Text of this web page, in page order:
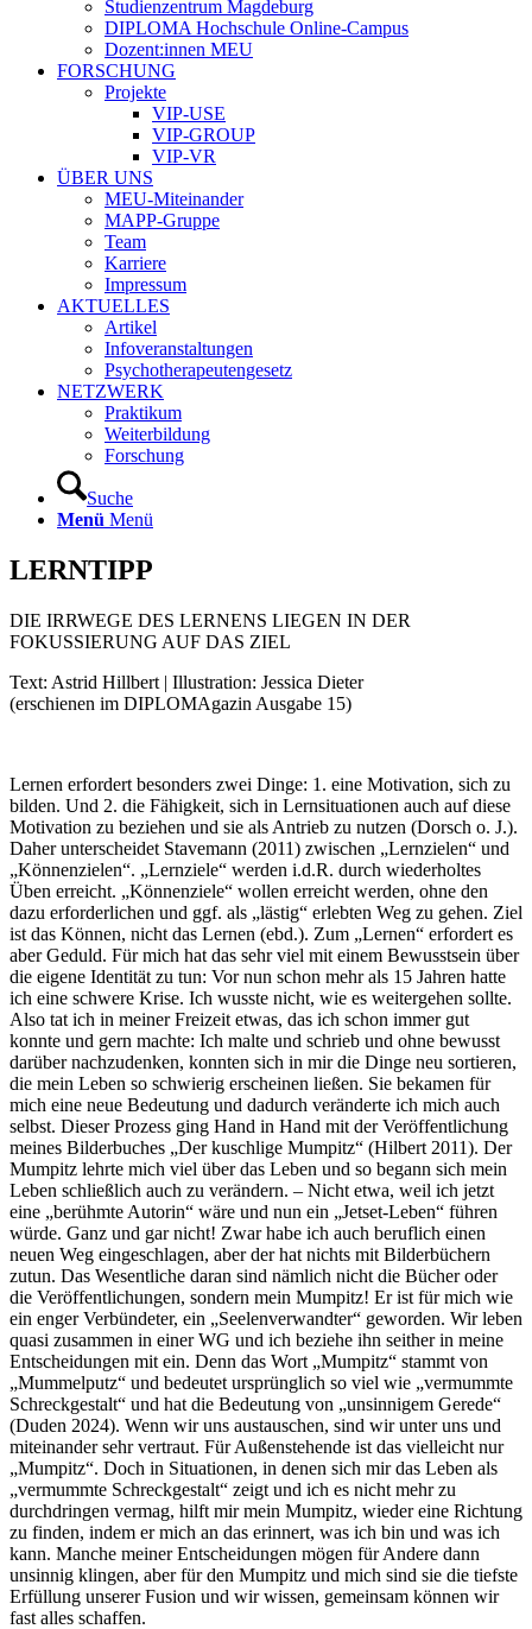
Studienzentrum Magdeburg
DIPLOMA Hochschule Online-Campus
Dozent:innen MEU
FORSCHUNG
Projekte
VIP-USE
VIP-GROUP
VIP-VR
ÜBER UNS
MEU-Miteinander
MAPP-Gruppe
Team
Karriere
Impressum
AKTUELLES
Artikel
Infoveranstaltungen
Psychotherapeutengesetz
NETZWERK
Praktikum
Weiterbildung
Forschung
Suche
Menü Menü
LERNTIPP
DIE IRRWEGE DES LERNENS LIEGEN IN DER
FOKUSSIERUNG AUF DAS ZIEL
Text: Astrid Hillbert | Illustration: Jessica Dieter
(erschienen im DIPLOMAgazin Ausgabe 15)
Lernen erfordert besonders zwei Dinge: 1. eine Motivation, sich zu
bilden. Und 2. die Fähigkeit, sich in Lernsituationen auch auf diese
Motivation zu beziehen und sie als Antrieb zu nutzen (Dorsch o. J.).
Daher unterscheidet Stavemann (2011) zwischen „Lernzielen“ und
„Könnenzielen“. „Lernziele“ werden i.d.R. durch wiederholtes
Üben erreicht. „Könnenziele“ wollen erreicht werden, ohne den
dazu erforderlichen und ggf. als „lästig“ erlebten Weg zu gehen. Ziel
ist das Können, nicht das Lernen (ebd.). Zum „Lernen“ erfordert es
aber Geduld. Für mich hat das sehr viel mit einem Bewusstsein über
die eigene Identität zu tun: Vor nun schon mehr als 15 Jahren hatte
ich eine schwere Krise. Ich wusste nicht, wie es weitergehen sollte.
Also tat ich in meiner Freizeit etwas, das ich schon immer gut
konnte und gern machte: Ich malte und schrieb und ohne bewusst
darüber nachzudenken, konnten sich in mir die Dinge neu sortieren,
die mein Leben so schwierig erscheinen ließen. Sie bekamen für
mich eine neue Bedeutung und dadurch veränderte ich mich auch
selbst. Dieser Prozess ging Hand in Hand mit der Veröffentlichung
meines Bilderbuches „Der kuschlige Mumpitz“ (Hilbert 2011). Der
Mumpitz lehrte mich viel über das Leben und so begann sich mein
Leben schließlich auch zu verändern. – Nicht etwa, weil ich jetzt
eine „berühmte Autorin“ wäre und nun ein „Jetset-Leben“ führen
würde. Ganz und gar nicht! Zwar habe ich auch beruflich einen
neuen Weg eingeschlagen, aber der hat nichts mit Bilderbüchern
zutun. Das Wesentliche daran sind nämlich nicht die Bücher oder
die Veröffentlichungen, sondern mein Mumpitz! Er ist für mich wie
ein enger Verbündeter, ein „Seelenverwandter“ geworden. Wir leben
quasi zusammen in einer WG und ich beziehe ihn seither in meine
Entscheidungen mit ein. Denn das Wort „Mumpitz“ stammt von
„Mummelputz“ und bedeutet ursprünglich so viel wie „vermummte
Schreckgestalt“ und hat die Bedeutung von „unsinnigem Gerede“
(Duden 2024). Wenn wir uns austauschen, sind wir unter uns und
miteinander sehr vertraut. Für Außenstehende ist das vielleicht nur
„Mumpitz“. Doch in Situationen, in denen sich mir das Leben als
„vermummte Schreckgestalt“ zeigt und ich es nicht mehr zu
durchdringen vermag, hilft mir mein Mumpitz, wieder eine Richtung
zu finden, indem er mich an das erinnert, was ich bin und was ich
kann. Manche meiner Entscheidungen mögen für Andere dann
unsinnig klingen, aber für den Mumpitz und mich sind sie die tiefste
Erfüllung unserer Fusion und wir wissen, gemeinsam können wir
fast alles schaffen.